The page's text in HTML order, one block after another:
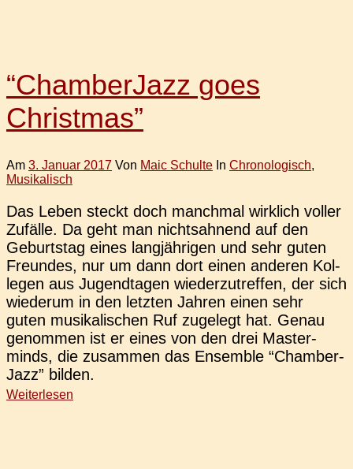
“ChamberJazz goes
Christmas”
Am 3. Januar 2017 Von Maic Schulte In Chronologisch,
Musikalisch
Das Leben steckt doch manch­mal wirk­lich voller
Zufäl­le. Da geht man nichts­ah­nend auf den
Geburts­tag eines lang­jäh­ri­gen und sehr guten
Freun­des, nur um dann dort einen ande­ren Kol­
le­gen aus Jugend­ta­gen wie­der­zu­tref­fen, der sich
wie­der­um in den letz­ten Jahren einen sehr
guten musi­ka­li­schen Ruf zuge­legt hat. Genau
genom­men ist er eines von den drei Mas­ter­
minds, die zusam­men das Ensem­ble “Cham­ber­
Jazz” bilden.
Weiterlesen